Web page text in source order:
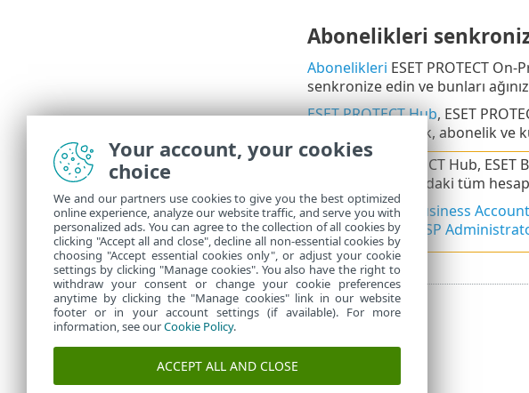
Abonelikleri
Abonelikleri ESET PROTECT On-
senkronize edin ve bunları
ESET PROTECT Hub, ESET
için merkezi kimlik, abonelik ve
ESET PROTECT Hub,
iki platformdaki tüm
• ESET Business
• ESET MSP
Your account, your cookies
choice
We and our partners use cookies to give you the best optimized
online experience, analyze our website traffic, and serve you with
personalized ads. You can agree to the collection of all cookies by
clicking "Accept all and close", decline all non-essential cookies by
choosing "Accept essential cookies only", or adjust your cookie
settings by clicking "Manage cookies". You also have the right to
withdraw your consent or change your cookie preferences
anytime by clicking the "Manage cookies" link in our website
footer or in your account settings (if available). For more
information, see ourCookie Policy.
ACCEPT ALL AND CLOSE